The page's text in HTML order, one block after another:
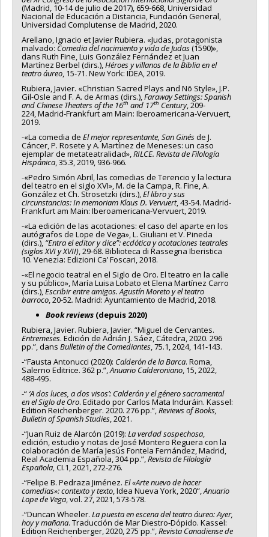
(Madrid, 10-14 de julio de 2017), 659-668, Universidad
Nacional de Educación a Distancia, Fundación General,
Universidad Complutense de Madrid, 2020.
Arellano, Ignacio et Javier Rubiera. «Judas, protagonista
malvado: Comedia del nacimiento y vida de Judas(1590)»,
dans Ruth Fine, Luis González Fernández et Juan
Martínez Berbel (dirs.),Héroes y villanos de la Biblia en el
teatro áureo, 15-71. New York: IDEA, 2019.
Rubiera, Javier. «Christian Sacred Plays and Nō Style», J.P.
Gil-Osle and F. A. de Armas (dirs.),Faraway Settings: Spanish
and Chinese Theaters of the 16th and 17th Century, 209-
224, Madrid-Frankfurt am Main: Iberoamericana-Vervuert,
2019.
-«La comedia de El mejor representante, San Ginésde J.
Cáncer, P. Rosete y A. Martínez de Meneses: un caso
ejemplar de metateatralidad»,RILCE. Revista de Filología
Hispánica, 35.3, 2019, 936-966.
-«Pedro Simón Abril, las comedias de Terencio y la lectura
del teatro en el siglo XVI», M. de la Campa, R. Fine, A.
González et Ch. Strosetzki (dirs.),El libro y sus
circunstancias: In memoriam Klaus D. Vervuert, 43-54. Madrid-
Frankfurt am Main: Iberoamericana-Vervuert, 2019.
-«La edición de las acotaciones: el caso del aparte en los
autógrafos de Lope de Vega», L. Giuliani et V. Pineda
(dirs.), “Entra el editor y dice”: ecdótica y acotaciones teatrales
(siglos XVI y XVII), 29-68. Biblioteca di Rassegna Iberistica
10. Venezia: Edizioni Ca’ Foscari, 2018.
-«El negocio teatral en el Siglo de Oro. El teatro en la calle
y su público», María Luisa Lobato et Elena Martínez Carro
(dirs.),Escribir entre amigos. Agustín Moreto y el teatro
barroco, 20-52. Madrid: Ayuntamiento de Madrid, 2018.
Book reviews (depuis 2020)
Rubiera, Javier. Rubiera, Javier. “Miguel de Cervantes.
Entremeses. Edición de Adrián J. Sáez, Cátedra, 2020. 296
pp.”, dans Bulletin of the Comediantes, 75.1, 2024, 141-143.
-“Fausta Antonucci (2020): Calderón de la Barca. Roma,
Salerno Editrice. 362 p.”,Anuario Calderoniano, 15, 2022,
488-495.
-“ ‘A dos luces, a dos visos’: Calderón y el género sacramental
en el Siglo de Oro. Editado por Carlos Mata Induráin. Kassel:
Edition Reichenberger. 2020. 276 pp.”,Reviews of Books,
Bulletin of Spanish Studies, 2021.
-“Juan Ruiz de Alarcón (2019): La verdad sospechosa,
edición, estudio y notas de José Montero Reguera con la
colaboración de María Jesús Fontela Fernández, Madrid,
Real Academia Española, 304 pp.”,Revista de Filología
Española, CI.1, 2021, 272-276.
-“Felipe B. Pedraza Jiménez. El «Arte nuevo de hacer
comedias»: contexto y texto, Idea Nueva York, 2020”,Anuario
Lope de Vega, vol. 27, 2021, 573-578.
-“Duncan Wheeler. La puesta en escena del teatro áureo: Ayer,
hoy y mañana. Traducción de Mar Diestro-Dópido. Kassel:
Edition Reichenberger, 2020, 275 pp.”,Revista Canadiense de